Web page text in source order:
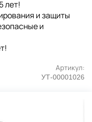
лет!
и защиты
и
Артикул:
УТ-00001026